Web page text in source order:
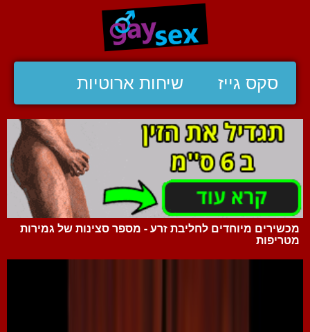
סקס גייז שיחות ארוטיות
מכשירים מיוחדים לחליבת זרע - מספר סצינות של גמירות
מטריפות